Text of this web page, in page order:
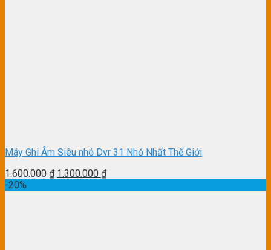
Máy Ghi Âm Siêu nhỏ Dvr 31 Nhỏ Nhất Thế Giới
1.600.000₫ 1.300.000 ₫
-20%